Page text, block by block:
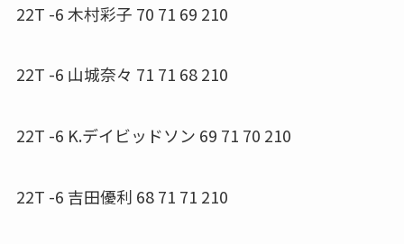
22T -6 木村彩子 70 71 69 210
22T -6 山城奈々 71 71 68 210
22T -6 K.デイビッドソン 69 71 70 210
22T -6 吉田優利 68 71 71 210